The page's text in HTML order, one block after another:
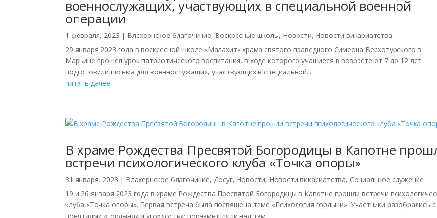
военнослужащих, участвующих в специальной военной
операции
1 февраля, 2023 | Влахернское благочиние, Воскресные школы, Новости, Новости викариатства
29 января 2023 года в воскресной школе «Малахит» храма святого праведного Симеона Верхотурского в
Марьине прошел урок патриотического воспитания, в ходе которого учащиеся в возрасте от 7 до 12 лет
подготовили письма для военнослужащих, участвующих в специальной...
читать далее
В храме Рождества Пресвятой Богородицы в Капотне
встречи психологического клуба «Точка опоры»
31 января, 2023 | Влахернское благочиние,Досуг, Новости, Новости викариатства, Социальное служение
19 и 26 января 2023 года в храме Рождества Пресвятой Богородицы в Капотне прошли встречи
клуба «Точка опоры». Первая встреча была посвящена теме «Психология гордыни». Участники разобрались с
понятиями «гордыня» и «гордость»; поразмышляли над тем,...